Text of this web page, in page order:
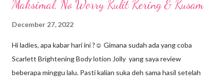
Maksimal, No Worry Kulit Kering & Kusam
December 27, 2022
Hi ladies, apa kabar hari ini ?☺️ Gimana sudah ada yang coba
Scarlett Brightening Body lotion Jolly yang saya review
beberapa minggu lalu. Pasti kalian suka deh sama hasil setelah